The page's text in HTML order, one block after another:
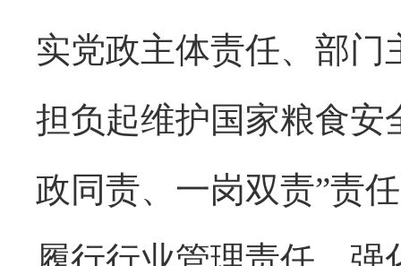
实党政主体责任、部
担负起维护国家粮食安
政同责、一岗双责”责